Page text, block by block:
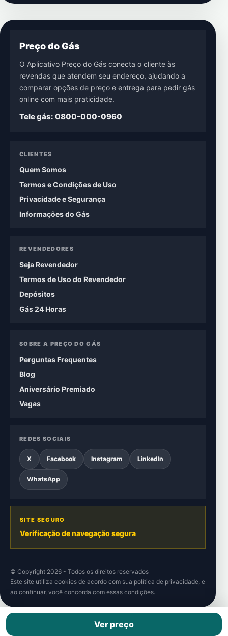
Preço do Gás
O Aplicativo Preço do Gás conecta o cliente às
revendas que atendem seu endereço, ajudando a
comparar opções de preço e entrega para pedir gás
online com mais praticidade.
Tele gás: 0800-000-0960
CLIENTES
Quem Somos
Termos e Condições de Uso
Privacidade e Segurança
Informações do Gás
REVENDEDORES
Seja Revendedor
Termos de Uso do Revendedor
Depósitos
Gás 24 Horas
SOBRE A PREÇO DO GÁS
Perguntas Frequentes
Blog
Aniversário Premiado
Vagas
REDES SOCIAIS
X Facebook Instagram LinkedIn
WhatsApp
SITE SEGURO
Verificação de navegação segura
© Copyright 2026 - Todos os direitos reservados
Este site utiliza cookies de acordo com sua política de privacidade, e
ao continuar, você concorda com essas condições.
Ver preço